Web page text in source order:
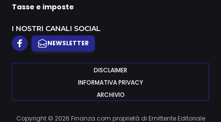
Tasse e imposte
I NOSTRI CANALI SOCIAL
NEWSLETTER
DISCLAIMER
INFORMATIVA PRIVACY
ARCHIVIO
Copyright © 2026 Finanza.com proprietà di Emittente Editoriale